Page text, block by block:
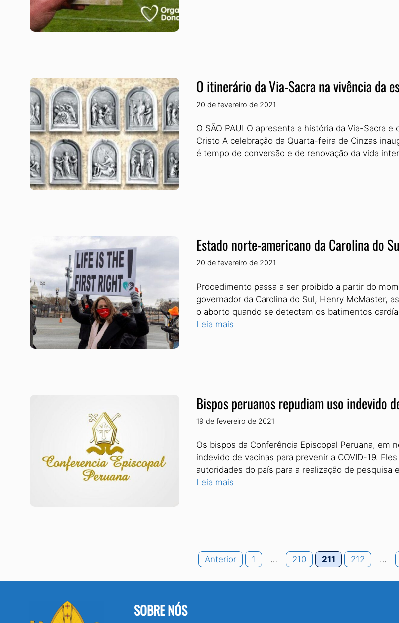
O itinerário da Via-Sacra na vivência da
20 de fevereiro de 2021
O SÃO PAULO apresenta a história da Via-Sacra
Cristo A celebração da Quarta-feira de Cinzas
é tempo de conversão e de renovação da vida
Estado norte-americano da Carolina do
20 de fevereiro de 2021
Procedimento passa a ser proibido a partir do
governador da Carolina do Sul, Henry McMaster,
o aborto quando se detectam os batimentos
Leia mais
Bispos peruanos repudiam uso indevido
19 de fevereiro de 2021
Os bispos da Conferência Episcopal Peruana, em
indevido de vacinas para prevenir a COVID-19.
autoridades do país para a realização de pesquisa
Leia mais
Anterior Page
1 … Page
210 Page
211 Page
212 …
SOBRE NÓS